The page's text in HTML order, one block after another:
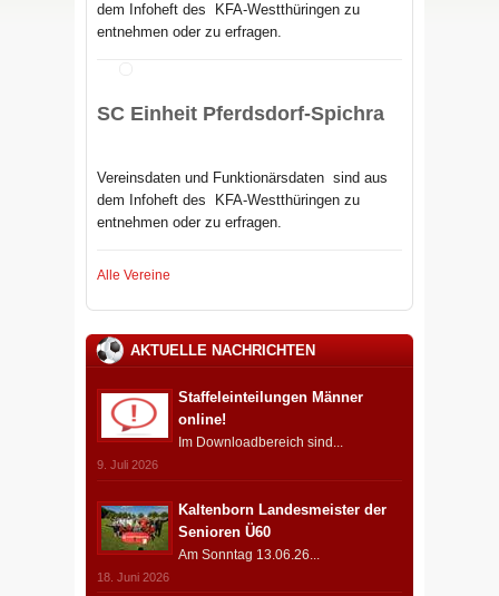
dem Infoheft des
KFA-Westthüringen zu
entnehmen oder zu erfragen.
SC Einheit Pferdsdorf-Spichra
Vereinsdaten und Funktionärsdaten sind aus
dem Infoheft des
KFA-Westthüringen zu
entnehmen oder zu erfragen.
Alle Vereine
AKTUELLE NACHRICHTEN
Staffeleinteilungen Männer
online!
Im Downloadbereich sind...
9. Juli 2026
Kaltenborn Landesmeister der
Senioren Ü60
Am Sonntag 13.06.26...
18. Juni 2026